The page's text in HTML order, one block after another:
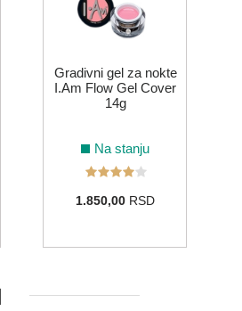
Gradivni gel za nokte
I.Am Flow Gel Cover
14g
Na stanju
1.850,00RSD